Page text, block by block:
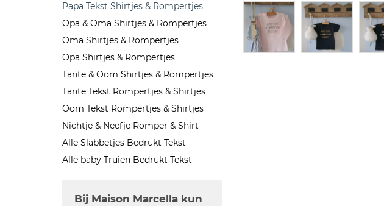
Papa Tekst Shirtjes & Rompertjes
Opa & Oma Shirtjes & Rompertjes
Oma Shirtjes & Rompertjes
Opa Shirtjes & Rompertjes
Tante & Oom Shirtjes & Rompertjes
Tante Tekst Rompertjes & Shirtjes
Oom Tekst Rompertjes & Shirtjes
Nichtje & Neefje Romper & Shirt
Alle Slabbetjes Bedrukt Tekst
Alle baby Truien Bedrukt Tekst
Bij Maison Marcella kun